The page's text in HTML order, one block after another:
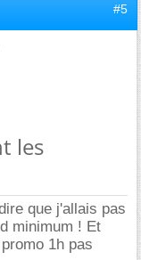
#5
les
que j'allais pas
minimum ! Et
1h pas